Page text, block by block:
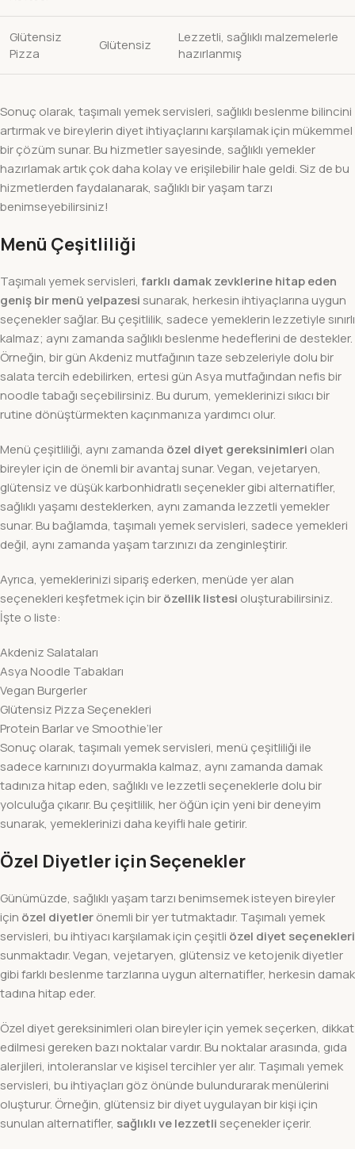
Glütensiz
Pizza
Glütensiz
Lezzetli, sağlıklı malzemelerle
hazırlanmış
Sonuç olarak, taşımalı yemek servisleri, sağlıklı beslenme bilincini
artırmak ve bireylerin diyet ihtiyaçlarını karşılamak için mükemmel
bir çözüm sunar. Bu hizmetler sayesinde, sağlıklı yemekler
hazırlamak artık çok daha kolay ve erişilebilir hale geldi. Siz de bu
hizmetlerden faydalanarak, sağlıklı bir yaşam tarzı
benimseyebilirsiniz!
Menü Çeşitliliği
Taşımalı yemek servisleri, farklı damak zevklerine hitap eden
geniş bir menü yelpazesi sunarak, herkesin ihtiyaçlarına uygun
seçenekler sağlar. Bu çeşitlilik, sadece yemeklerin lezzetiyle sınırlı
kalmaz; aynı zamanda sağlıklı beslenme hedeflerini de destekler.
Örneğin, bir gün Akdeniz mutfağının taze sebzeleriyle dolu bir
salata tercih edebilirken, ertesi gün Asya mutfağından nefis bir
noodle tabağı seçebilirsiniz. Bu durum, yemeklerinizi sıkıcı bir
rutine dönüştürmekten kaçınmanıza yardımcı olur.
Menü çeşitliliği, aynı zamanda özel diyet gereksinimleri olan
bireyler için de önemli bir avantaj sunar. Vegan, vejetaryen,
glütensiz ve düşük karbonhidratlı seçenekler gibi alternatifler,
sağlıklı yaşamı desteklerken, aynı zamanda lezzetli yemekler
sunar. Bu bağlamda, taşımalı yemek servisleri, sadece yemekleri
değil, aynı zamanda yaşam tarzınızı da zenginleştirir.
Ayrıca, yemeklerinizi sipariş ederken, menüde yer alan
seçenekleri keşfetmek için birözellik listesi oluşturabilirsiniz.
İşte o liste:
Akdeniz Salataları
Asya Noodle Tabakları
Vegan Burgerler
Glütensiz Pizza Seçenekleri
Protein Barlar ve Smoothie’ler
Sonuç olarak, taşımalı yemek servisleri, menü çeşitliliği ile
sadece karnınızı doyurmakla kalmaz, aynı zamanda damak
tadınıza hitap eden, sağlıklı ve lezzetli seçeneklerle dolu bir
yolculuğa çıkarır. Bu çeşitlilik, her öğün için yeni bir deneyim
sunarak, yemeklerinizi daha keyifli hale getirir.
Özel Diyetler için Seçenekler
Günümüzde, sağlıklı yaşam tarzı benimsemek isteyen bireyler
için özel diyetlerönemli bir yer tutmaktadır. Taşımalı yemek
servisleri, bu ihtiyacı karşılamak için çeşitli özel diyet seçenekleri
sunmaktadır. Vegan, vejetaryen, glütensiz ve ketojenik diyetler
gibi farklı beslenme tarzlarına uygun alternatifler, herkesin damak
tadına hitap eder.
Özel diyet gereksinimleri olan bireyler için yemek seçerken, dikkat
edilmesi gereken bazı noktalar vardır. Bu noktalar arasında, gıda
alerjileri, intoleranslar ve kişisel tercihler yer alır. Taşımalı yemek
servisleri, bu ihtiyaçları göz önünde bulundurarak menülerini
oluşturur. Örneğin, glütensiz bir diyet uygulayan bir kişi için
sunulan alternatifler, sağlıklı ve lezzetli seçenekler içerir.